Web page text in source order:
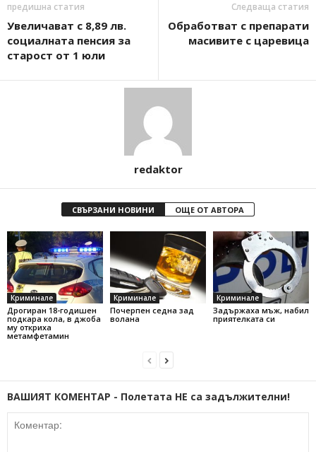
предишна статия
Увеличават с 8,89 лв.
социалната пенсия за
старост от 1 юли
Следваща статия
Обработват с препарати
масивите с царевица
redaktor
СВЪРЗАНИ НОВИНИ ОЩЕ ОТ АВТОРА
Криминале
Дрогиран 18-годишен
подкара кола, в джоба
му откриха
метамфетамин
Криминале
Почерпен седна зад
волана
Криминале
Задържаха мъж, набил
приятелката си
ВАШИЯТ КОМЕНТАР - Полетата НЕ са задължителни!